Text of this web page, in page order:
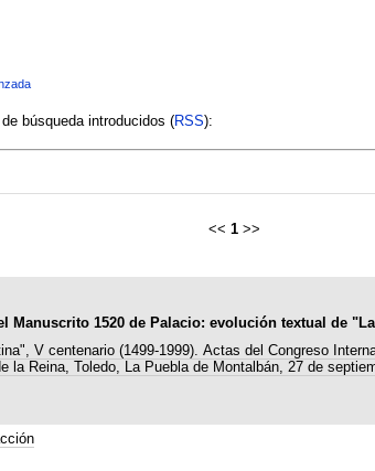
búsqueda introducidos (RSS):
<< 1 >>
Manuscrito 1520 de Palacio: evolución textual de
V centenario (1499-1999). Actas del Congreso
la Reina, Toledo, La Puebla de Montalbán, 27 de